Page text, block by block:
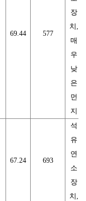
69.44 577
장
치,
매
우
낮
은
먼
지
67.24 693
석
유
연
소
장
치,